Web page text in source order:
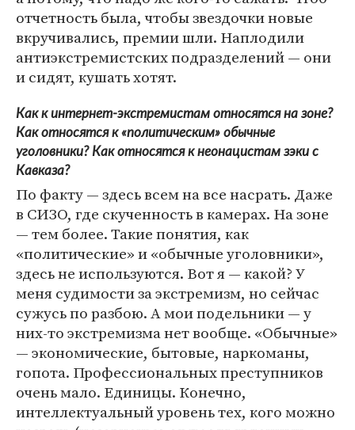
отчетность была, чтобы звездочки новые
вкручивались, премии шли. Наплодили
антиэкстремистских подразделений — они
и сидят, кушать хотят.
Как к интернет-экстремистам относятся на зоне?
Как относятся к «политическим» обычные
уголовники? Как относятся к неонацистам зэки с
Кавказа?
По факту — здесь всем на все насрать. Даже
в СИЗО, где скученность в камерах. На зоне
— тем более. Такие понятия, как
«политические» и «обычные уголовники»,
здесь не используются. Вот я — какой? У
меня судимости за экстремизм, но сейчас
сужусь по разбою. А мои подельники — у
них-то экстремизма нет вообще. «Обычные»
— экономические, бытовые, наркоманы,
гопота. Профессиональных преступников
очень мало. Единицы. Конечно,
интеллектуальный уровень тех, кого можно